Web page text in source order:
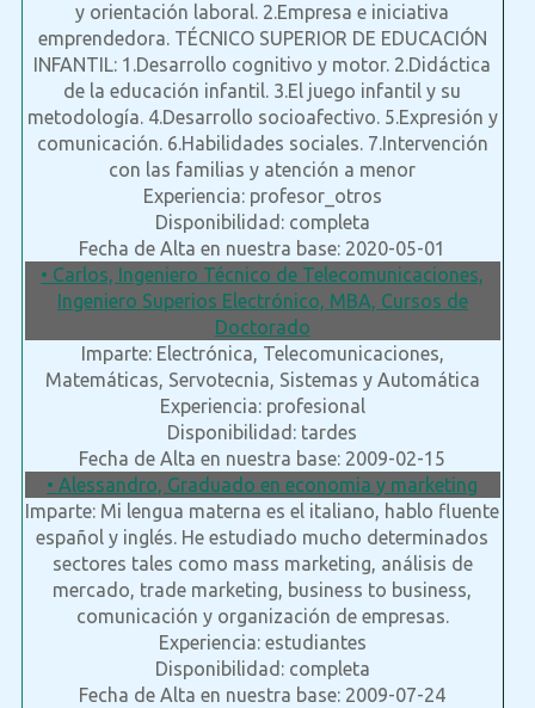
y orientación laboral. 2.Empresa e iniciativa
emprendedora. TÉCNICO SUPERIOR DE EDUCACIÓN
INFANTIL: 1.Desarrollo cognitivo y motor. 2.Didáctica
de la educación infantil. 3.El juego infantil y su
metodología. 4.Desarrollo socioafectivo. 5.Expresión y
comunicación. 6.Habilidades sociales. 7.Intervención
con las familias y atención a menor
Experiencia: profesor_otros
Disponibilidad: completa
Fecha de Alta en nuestra base: 2020-05-01
• Carlos, Ingeniero Técnico de Telecomunicaciones,
Ingeniero Superios Electrónico, MBA, Cursos de
Doctorado
Imparte: Electrónica, Telecomunicaciones,
Matemáticas, Servotecnia, Sistemas y Automática
Experiencia: profesional
Disponibilidad: tardes
Fecha de Alta en nuestra base: 2009-02-15
• Alessandro, Graduado en economia y marketing
Imparte: Mi lengua materna es el italiano, hablo fluente
español y inglés. He estudiado mucho determinados
sectores tales como mass marketing, análisis de
mercado, trade marketing, business to business,
comunicación y organización de empresas.
Experiencia: estudiantes
Disponibilidad: completa
Fecha de Alta en nuestra base: 2009-07-24